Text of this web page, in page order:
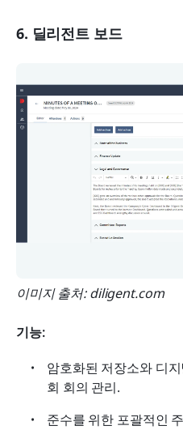
6. 딜리전트 보드
이미지 출처: diligent.com
기능:
암호화된 저장소와 디
회 회의 관리.
준수를 위한 포괄적인